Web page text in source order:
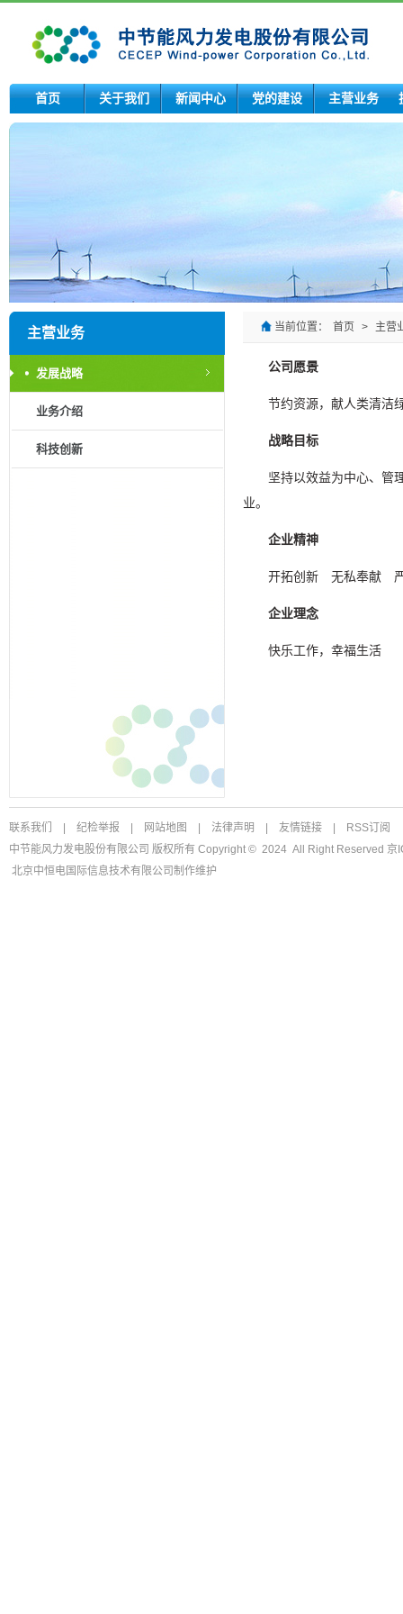
首页 关于我们 新闻中心 党的建设 主营业务
主营业务
发展战略
业务介绍
科技创新
当前位置： 首页 > 主营
公司愿景
节约资源，献人类清洁
战略目标
坚持以效益为中心、管
业。
企业精神
开拓创新 无私奉献
企业理念
快乐工作，幸福生活
联系我们 纪检举报 网站地图 法律声明 友情链接
RSS订阅
中节能风力发电股份有限公司 版权所有 Copyright © 2024 All Right Reserved 京
北京中恒电国际信息技术有限公司 制作维护